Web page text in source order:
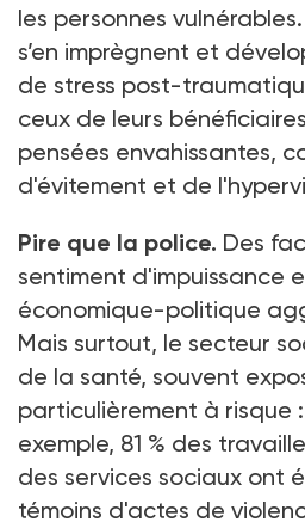
les personnes
s’en imprègnent et
de stress post-
ceux de leurs
pensées envahissantes,
d'évitement et de
Pire que la police. Des
sentiment d'impuissance
économique-politique
Mais surtout, le secteur
de la santé, souvent
particulièrement à risque
exemple, 81 % des
des services sociaux ont
témoins d'actes de